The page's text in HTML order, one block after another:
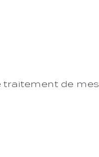
traitement de mes